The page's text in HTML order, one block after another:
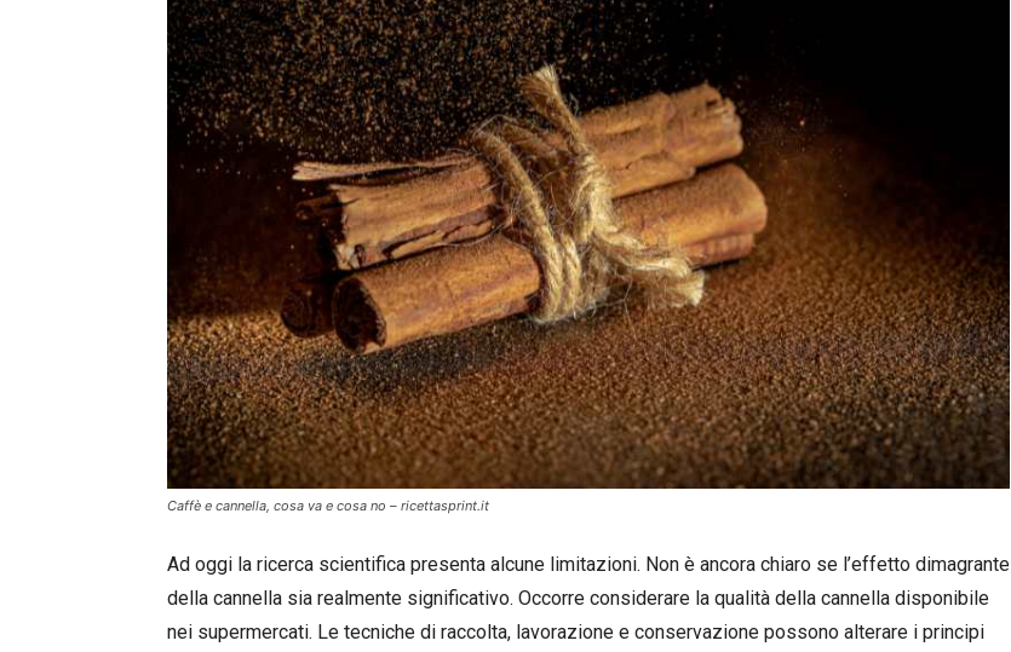
Caffè e cannella, cosa va e cosa no – ricettasprint.it
Ad oggi la ricerca scientifica presenta alcune limitazioni. Non è ancora chiaro se l’effetto dimagrante
della cannella sia realmente significativo. Occorre considerare la qualità della cannella disponibile
nei supermercati. Le tecniche di raccolta, lavorazione e conservazione possono alterare i principi